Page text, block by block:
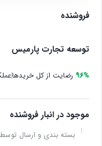
فروشنده
توسعه تجارت پارمیس
96% رضایت از کل خریدها
موجود در انبار فروشنده
بسته بندی و ارسال